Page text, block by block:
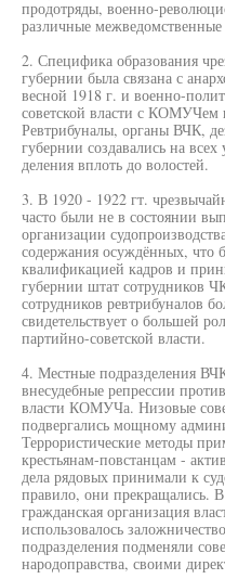
продотряды, военно-
различные
2. Специфика образования
губернии была связана с
весной 1918 г. и военно-
советской власти с КОМУЧем
Ревтрибуналы, органы ВЧК,
губернии создавались на
деления вплоть до волостей.
3. В 1920 - 1922 гт.
часто были не в состоянии
организации
содержания осуждённых, что
квалификацией кадров и
губернии штат сотрудников
сотрудников ревтрибуналов
свидетельствует о большей
партийно-советской власти.
4. Местные подразделения
внесудебные репрессии
власти КОМУЧа. Низовые
подвергались мощному
Террористические методы
крестьянам-повстанцам -
дела рядовых принимали к
правило, они прекращались.
гражданская организация
использовалось
подразделения подменяли
народоправства, своими